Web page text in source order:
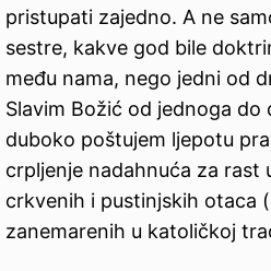
pristupati zajedno. A ne
sestre, kakve god bile
među nama, nego jedni od
Slavim Božić od jednoga
duboko poštujem ljepotu
crpljenje nadahnuća za rast
crkvenih i pustinjskih otaca
zanemarenih u katoličkoj